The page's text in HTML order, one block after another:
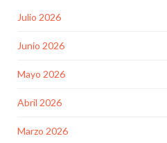
Julio 2026
Junio 2026
Mayo 2026
Abril 2026
Marzo 2026